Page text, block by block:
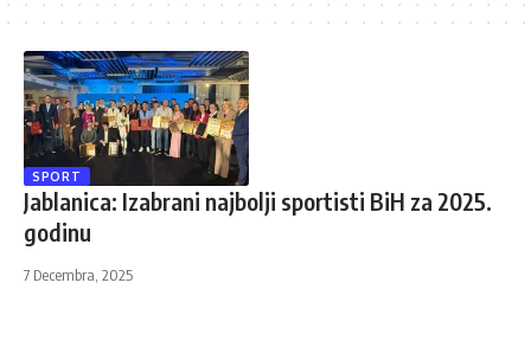
SPORT
Jablanica: Izabrani najbolji sportisti BiH za 2025.
godinu
7 Decembra, 2025